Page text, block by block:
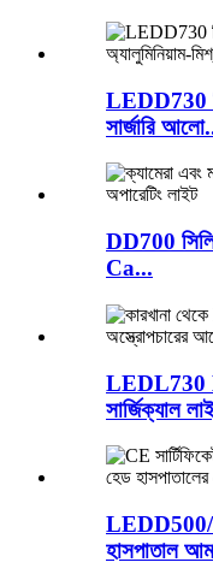
LEDD730
সার্জারি
DD700
Ca...
LEDL730
সার্জিক্যাল
LEDD500/
হাসপাতাল